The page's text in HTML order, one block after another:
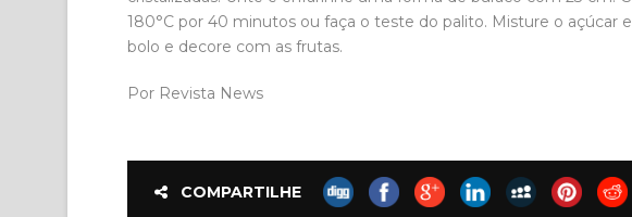
180°C por 40 minutos ou faça o teste do palito. Misture o açúcar
bolo e decore com as frutas.
Por Revista News
COMPARTILHE